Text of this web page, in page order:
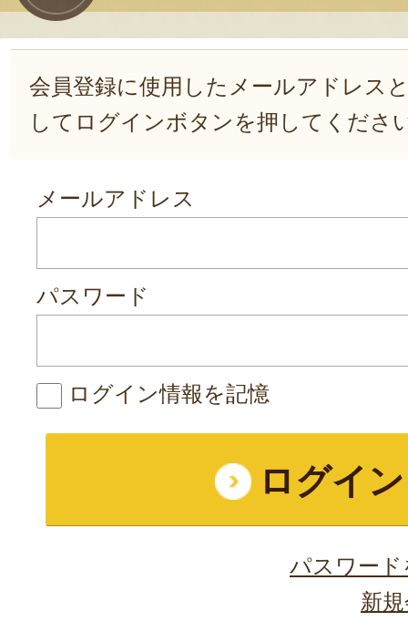
会員登録に使用したメールアドレス
してログインボタンを押してくださ
メールアドレス
パスワード
ログイン情報を記憶
パスワー
新